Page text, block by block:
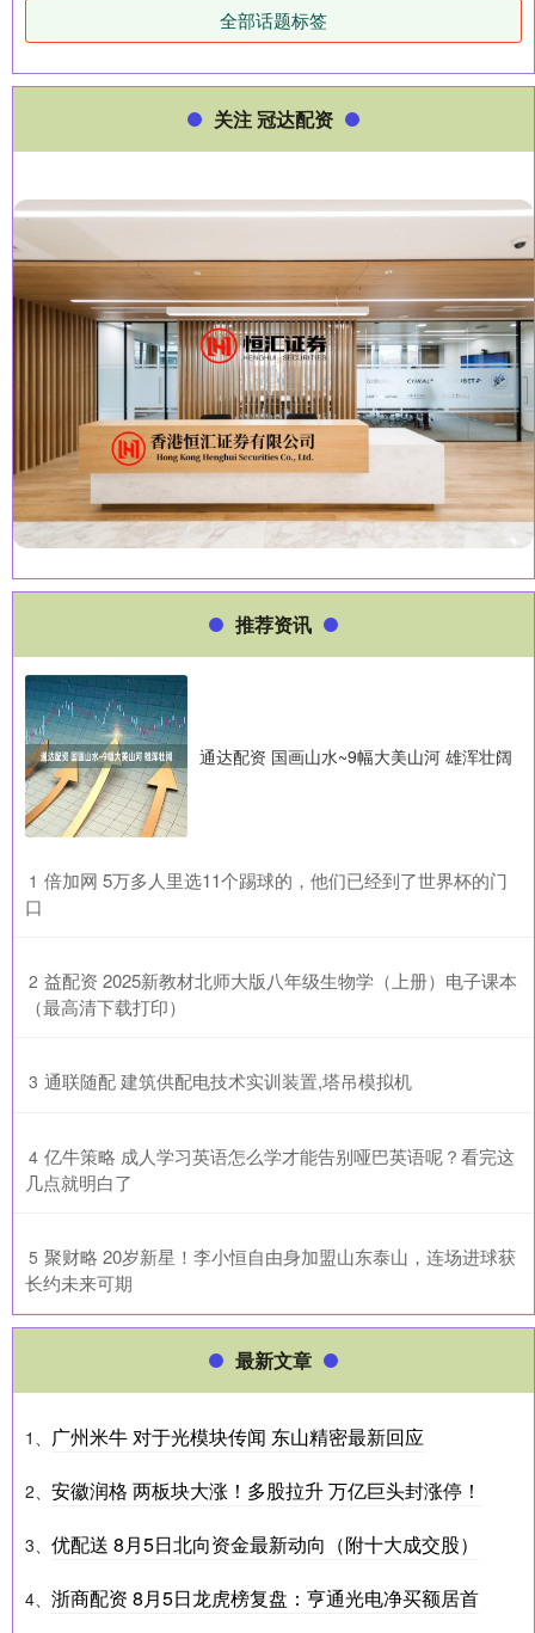
全部话题标签
关注 冠达配资
推荐资讯
通达配资 国画山水~9幅大美山河 雄浑壮阔
1 ​倍加网 5万多人里选11个踢球的，他们已经到了世界杯的门
口
2 ​益配资 2025新教材北师大版八年级生物学（上册）电子课本
（最高清下载打印）
3 ​通联随配 建筑供配电技术实训装置,塔吊模拟机
4 ​亿牛策略 成人学习英语怎么学才能告别哑巴英语呢？看完这
几点就明白了
5 ​聚财略 20岁新星！李小恒自由身加盟山东泰山，连场进球获
长约未来可期
最新文章
1、 广州米牛 对于光模块传闻 东山精密最新回应
2、 安徽润格 两板块大涨！多股拉升 万亿巨头封涨停！
3、 优配送 8月5日北向资金最新动向（附十大成交股）
4、 浙商配资 8月5日龙虎榜复盘：亨通光电净买额居首